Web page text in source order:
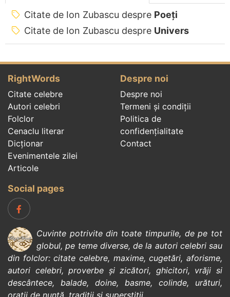
Citate de Ion Zubascu despre Poeți
Citate de Ion Zubascu despre Univers
RightWords
Citate celebre
Autori celebri
Folclor
Cenaclu literar
Dicționar
Evenimentele zilei
Articole
Despre noi
Despre noi
Termeni și condiții
Politica de
confidenţialitate
Contact
Social pages
Cuvinte potrivite din toate timpurile, de pe tot
globul, pe teme diverse, de la autori celebrisau
din folclor:citate celebre, maxime,cugetări,aforisme,
autori celebri,proverbe și zicători, ghicitori, vrăji si
descântece, balade, doine, basme, colinde, urături,
orații de nuntă tradiții și superstiții